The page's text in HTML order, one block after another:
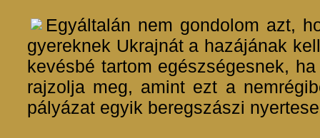
Egyáltalán nem gondolom azt,
gyereknek Ukrajnát a hazájának
kevésbé tartom egészségesnek,
rajzolja meg, amint ezt a
pályázat egyik beregszászi